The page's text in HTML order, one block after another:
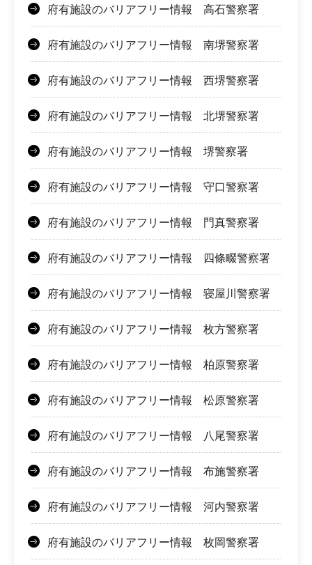
府有施設のバリアフリー情報 高石警察署
府有施設のバリアフリー情報 南堺警察署
府有施設のバリアフリー情報 西堺警察署
府有施設のバリアフリー情報 北堺警察署
府有施設のバリアフリー情報 堺警察署
府有施設のバリアフリー情報 守口警察署
府有施設のバリアフリー情報 門真警察署
府有施設のバリアフリー情報 四條畷警察署
府有施設のバリアフリー情報 寝屋川警察署
府有施設のバリアフリー情報 枚方警察署
府有施設のバリアフリー情報 柏原警察署
府有施設のバリアフリー情報 松原警察署
府有施設のバリアフリー情報 八尾警察署
府有施設のバリアフリー情報 布施警察署
府有施設のバリアフリー情報 河内警察署
府有施設のバリアフリー情報 枚岡警察署